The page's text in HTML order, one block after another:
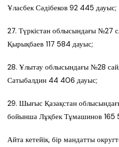
Ұласбек Сәдібеков 92 445 дауыс;
27. Түркістан облысындағы №27
Қырықбаев 117 584 дауыс;
28. Ұлытау облысындағы №28
Сатыбалдин 44 406 дауыс;
29. Шығыс Қазақстан
бойынша Лұқбек Тұмашинов 165
Айта кетейік, бір мандатты